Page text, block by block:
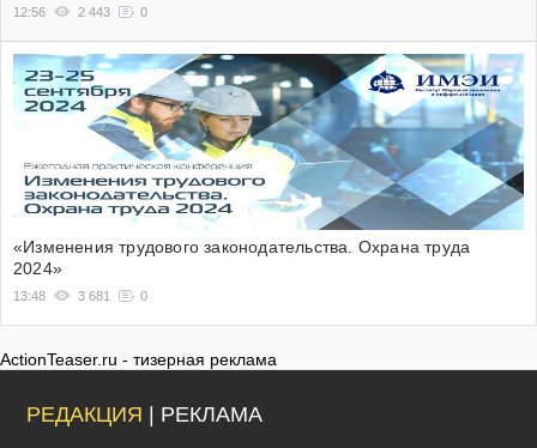
12:56 2 443 0
«Изменения трудового законодательства. Охрана труда
2024»
13:48 3 681 0
ActionTeaser.ru - тизерная реклама
РЕДАКЦИЯ | РЕКЛАМА